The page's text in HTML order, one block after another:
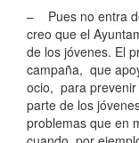
– Pues no entra
creo que el
de los jóvenes. El
campaña, que
ocio, para
parte de los
problemas que en